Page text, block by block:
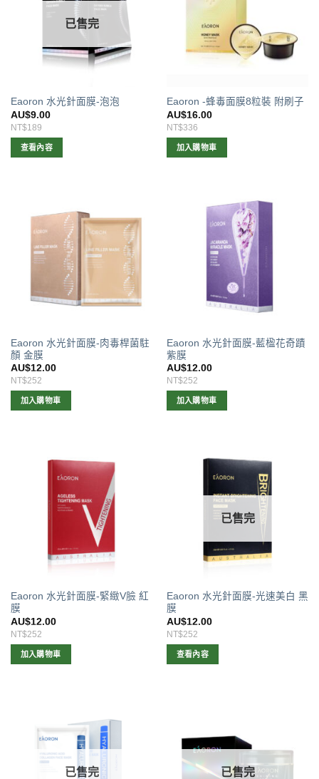
已售完
Eaoron 水光針面膜-泡泡
AU$9.00
NT$189
查看內容
Eaoron -蜂毒面膜8粒裝 附刷子
AU$16.00
NT$336
加入購物車
Eaoron 水光針面膜-肉毒桿菌駐
顏 金膜
AU$12.00
NT$252
加入購物車
Eaoron 水光針面膜-藍楹花奇蹟
紫膜
AU$12.00
NT$252
加入購物車
Eaoron 水光針面膜-緊緻V臉 紅
膜
AU$12.00
NT$252
加入購物車
已售完
Eaoron 水光針面膜-光速美白 黑
膜
AU$12.00
NT$252
查看內容
已售完 已售完